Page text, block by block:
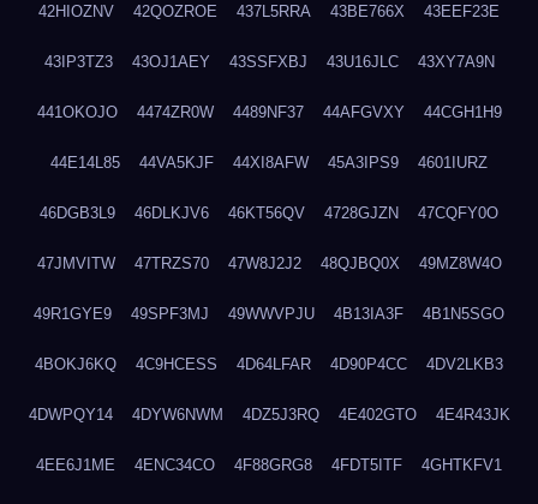
42HIOZNV 42QOZROE 437L5RRA 43BE766X 43EEF23E
43IP3TZ3 43OJ1AEY 43SSFXBJ 43U16JLC 43XY7A9N
441OKOJO 4474ZR0W 4489NF37 44AFGVXY 44CGH1H9
44E14L85 44VA5KJF 44XI8AFW 45A3IPS9 4601IURZ
46DGB3L9 46DLKJV6 46KT56QV 4728GJZN 47CQFY0O
47JMVITW 47TRZS70 47W8J2J2 48QJBQ0X 49MZ8W4O
49R1GYE9 49SPF3MJ 49WWVPJU 4B13IA3F 4B1N5SGO
4BOKJ6KQ 4C9HCESS 4D64LFAR 4D90P4CC 4DV2LKB3
4DWPQY14 4DYW6NWM 4DZ5J3RQ 4E402GTO 4E4R43JK
4EE6J1ME 4ENC34CO 4F88GRG8 4FDT5ITF 4GHTKFV1